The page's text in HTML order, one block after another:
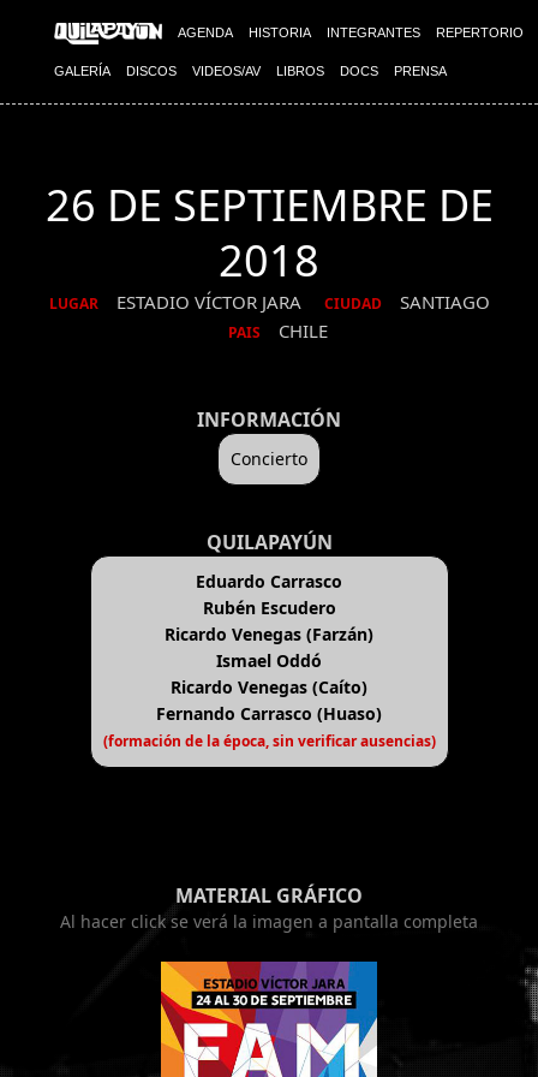
AGENDA HISTORIA INTEGRANTES REPERTORIO
GALERÍA DISCOS VIDEOS/AV LIBROS DOCS PRENSA
26 DE SEPTIEMBRE DE
2018
LUGAR ESTADIO VÍCTOR JARA CIUDAD SANTIAGO
PAIS CHILE
INFORMACIÓN
Concierto
QUILAPAYÚN
Eduardo Carrasco
Rubén Escudero
Ricardo Venegas (Farzán)
Ismael Oddó
Ricardo Venegas (Caíto)
Fernando Carrasco (Huaso)
(formación de la época, sin verificar ausencias)
MATERIAL GRÁFICO
Al hacer click se verá la imagen a pantalla completa